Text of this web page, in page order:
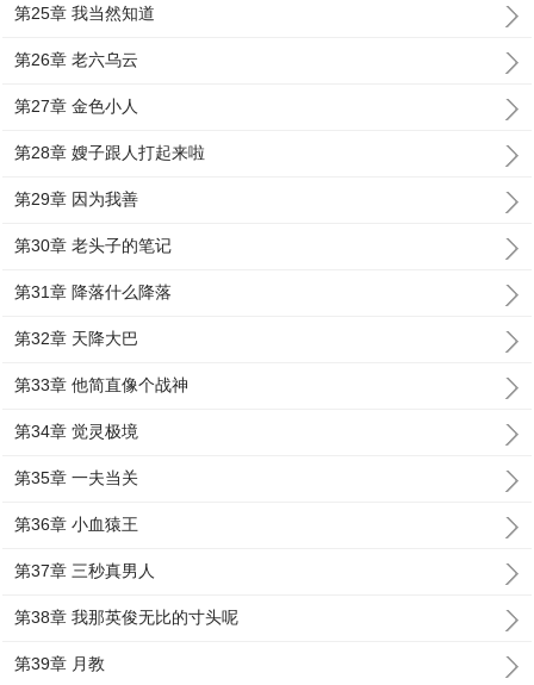
第25章 我当然知道
第26章 老六乌云
第27章 金色小人
第28章 嫂子跟人打起来啦
第29章 因为我善
第30章 老头子的笔记
第31章 降落什么降落
第32章 天降大巴
第33章 他简直像个战神
第34章 觉灵极境
第35章 一夫当关
第36章 小血猿王
第37章 三秒真男人
第38章 我那英俊无比的寸头呢
第39章 月教